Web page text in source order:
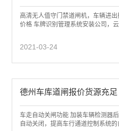
高清无人值守门禁道闸机，车辆进
价格 车牌识别管理系统安装公司，
2021-03-24
德州车库道闸报价货源充
车走自动关闸功能 加装车辆检测器
自动关闭，提高车行通道控制系统